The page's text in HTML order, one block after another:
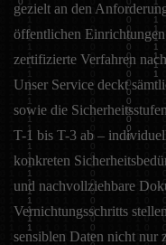
gezielt an den
öffentlichen
zertifizierte Verfahren
Unser Service deckt
sowie die
T-1 bis T-3 ab –
konkreten
und nachvollziehbare
Vernichtungsschritts
sensiblen Daten nicht nur